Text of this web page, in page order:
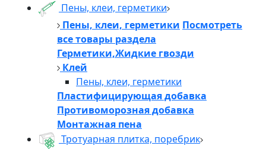
Пены, клеи, герметики
Пены, клеи, герметики Посмотреть
все товары раздела
Герметики,Жидкие гвозди
Клей
Пены, клеи, герметики
Пластифицирующая добавка
Противоморозная добавка
Монтажная пена
Тротуарная плитка, поребрик